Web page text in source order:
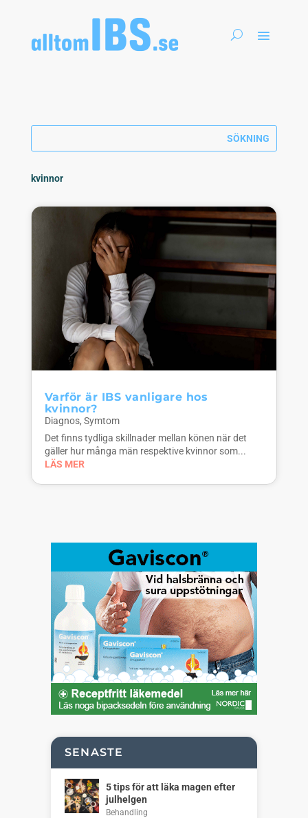
kvinnor
Varför är IBS vanligare hos
kvinnor?
Diagnos, Symtom
Det finns tydliga skillnader mellan könen när det
gäller hur många män respektive kvinnor som...
LÄS MER
SENASTE
5 tips för att läka magen efter
julhelgen
Behandling